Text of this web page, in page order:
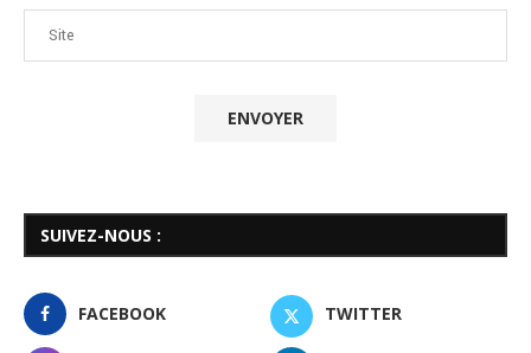
SUIVEZ-NOUS :
FACEBOOK TWITTER